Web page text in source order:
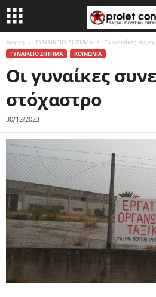
Αρχική ΓΥΝΑΙΚΕΙΟ ΖΗΤΗΜΑ Οι γυναίκες
ΓΥΝΑΙΚΕΙΟ ΖΗΤΗΜΑ ΚΟΙΝΩΝΙΑ
Οι γυναίκες
στόχαστρο
30/12/2023